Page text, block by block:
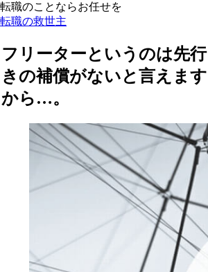
転職のことならお任せを
転職の救世主
フリーターというのは先行
きの補償がないと言えます
から…。